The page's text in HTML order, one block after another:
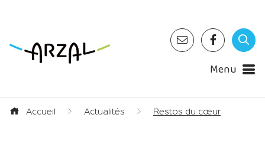
Menu
Accueil Actualités Restos du cœur